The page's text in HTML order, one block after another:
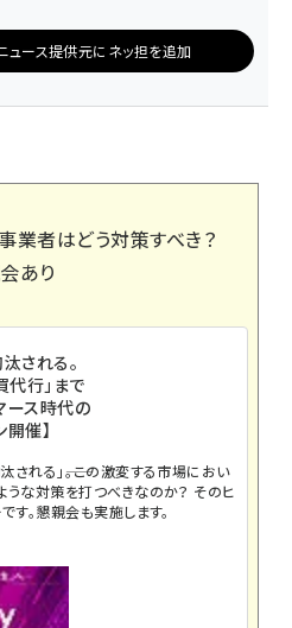
ュース提供元にネッ担を追加
業者はどう対策すべき？
あり
される。
代行」まで
ース時代の
催】
れる」――。この激変する市場におい
うな対策を打つべきなのか？ そのヒ
す。懇親会も実施します。